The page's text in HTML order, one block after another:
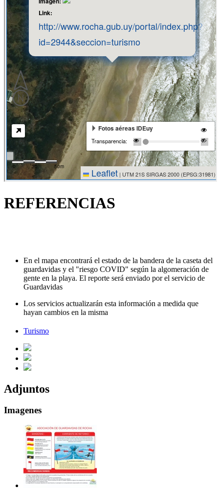
REFERENCIAS
En el mapa encontrará el estado de la bandera de la caseta del
guardavidas y el "riesgo COVID" según la algomeración de
gente en la playa. El reporte será enviado por el servicio de
Guardavidas
Los servicios actualizarán esta información a medida que
hayan cambios en la misma
Turismo
Adjuntos
Imagenes